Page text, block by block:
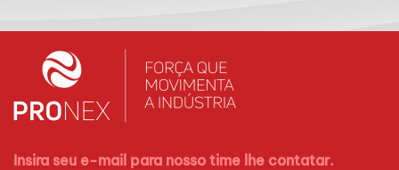
Insira seu e-mail para nosso time lhe contatar.